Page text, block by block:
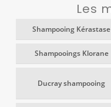
Les
Shampooing Kérastase
Shampooings Klorane
Ducray shampooing